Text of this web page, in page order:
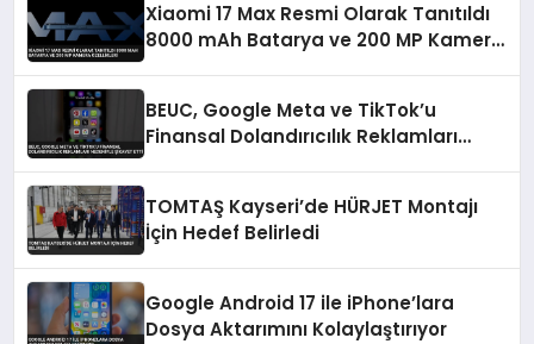
Xiaomi 17 Max Resmi Olarak Tanıtıldı
8000 mAh Batarya ve 200 MP Kamera
BEUC, Google Meta ve TikTok’u
Finansal Dolandırıcılık Reklamları
TOMTAŞ Kayseri’de HÜRJET Montajı
İçin Hedef Belirledi
Google Android 17 ile iPhone’lara
Dosya Aktarımını Kolaylaştırıyor